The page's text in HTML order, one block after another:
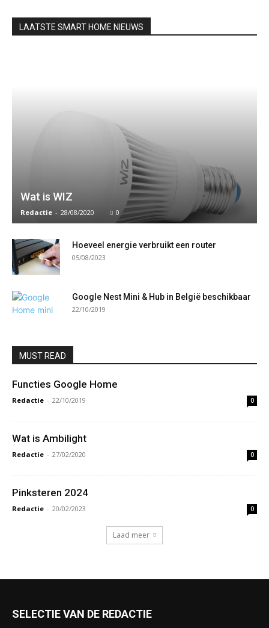
LAATSTE SMART HOME NIEUWS
Wat is WIZ
Redactie - 28/08/2020 0
Hoeveel energie verbruikt een router
05/08/2023
Google Nest Mini & Hub in België beschikbaar
22/10/2019
MUST READ
Functies Google Home
Redactie - 22/10/2019 0
Wat is Ambilight
Redactie - 27/02/2020 0
Pinksteren 2024
Redactie - 20/02/2023 0
Laad meer
SELECTIE VAN DE REDACTIE